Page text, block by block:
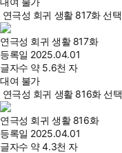
연극성 회귀 생활 817화 선택
연극성 회귀 생활 817화
등록일 2025.04.01
글자수 약 5.6천 자
대여 불가
연극성 회귀 생활 816화 선택
연극성 회귀 생활 816화
등록일 2025.04.01
글자수 약 4.3천 자